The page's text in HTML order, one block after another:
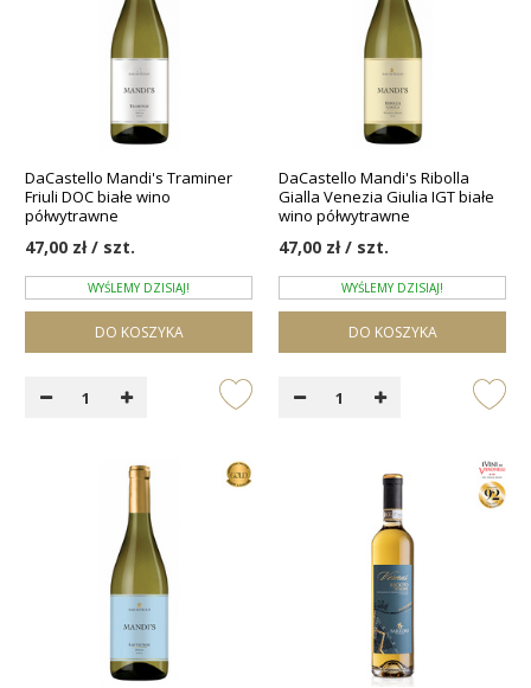
DaCastello Mandi's Traminer
Friuli DOC białe wino
półwytrawne
47,00 zł / szt.
WYŚLEMY DZISIAJ!
DO KOSZYKA
DaCastello Mandi's Ribolla
Gialla Venezia Giulia IGT białe
wino półwytrawne
47,00 zł / szt.
WYŚLEMY DZISIAJ!
DO KOSZYKA